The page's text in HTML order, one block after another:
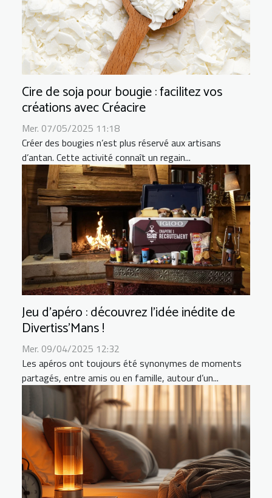
Cire de soja pour bougie : facilitez vos
créations avec Créacire
Mer. 07/05/2025 11:18
Créer des bougies n’est plus réservé aux artisans
d’antan. Cette activité connaît un regain...
Jeu d’apéro : découvrez l’idée inédite de
Divertiss’Mans !
Mer. 09/04/2025 12:32
Les apéros ont toujours été synonymes de moments
partagés, entre amis ou en famille, autour d’un...